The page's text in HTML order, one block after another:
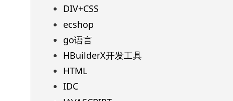
DIV+CSS
ecshop
go语言
HBuilderX开发工具
HTML
IDC